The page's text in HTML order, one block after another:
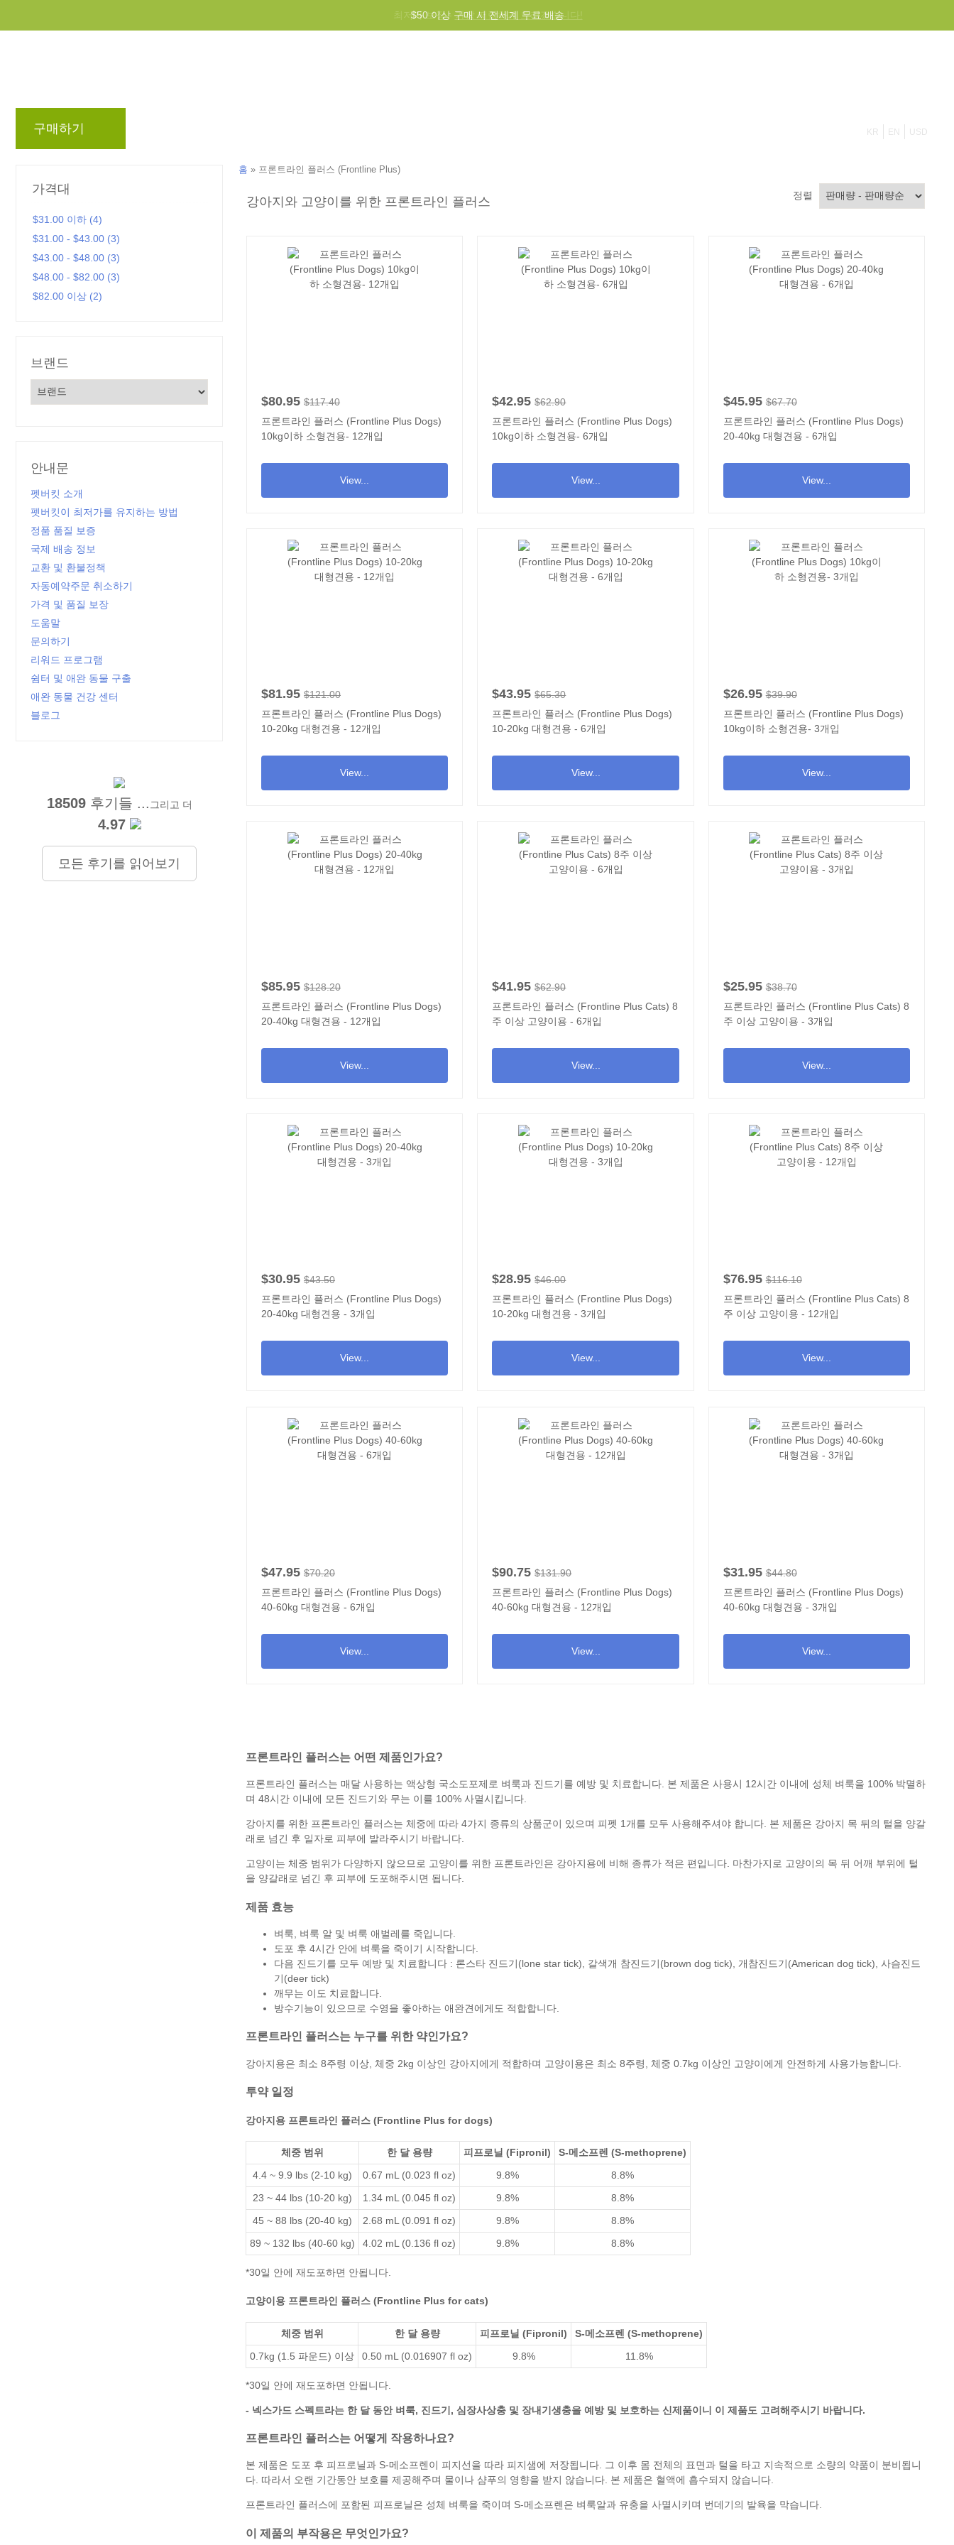
$50 이상 구매 시 전세계 무료 배송
구매하기 KR EN USD
가격대
$31.00 이하 (4)
$31.00 - $43.00 (3)
$43.00 - $48.00 (3)
$48.00 - $82.00 (3)
$82.00 이상 (2)
브랜드
안내문
펫버킷 소개
펫버킷이 최저가를 유지하는 방법
정품 품질 보증
국제 배송 정보
교환 및 환불정책
자동예약주문 취소하기
가격 및 품질 보장
도움말
문의하기
리워드 프로그램
쉼터 및 애완 동물 구출
애완 동물 건강 센터
블로그
18509후기들 ... 그리고 더
4.97
모든 후기를 읽어보기
홈 » 프론트라인 플러스 (Frontline Plus)
프론트라인 플러스는 어떤 제품인가요?
프론트라인 플러스는 매달 사용하는 액상형 국소도포제로 벼룩과 진드기를 예방 및 치료합니다. 본 제품은 사용시 12시간 이내에 성체 벼룩을 100% 박멸하
며 48시간 이내에 모든 진드기와 무는 이를 100% 사멸시킵니다.
강아지를 위한 프론트라인 플러스는 체중에 따라 4가지 종류의 상품군이 있으며 피펫 1개를 모두 사용해주셔야 합니다. 본 제품은 강아지 목 뒤의 털을 양갈
래로 넘긴 후 일자로 피부에 발라주시기 바랍니다.
고양이는 체중 범위가 다양하지 않으므로 고양이를 위한 프론트라인은 강아지용에 비해 종류가 적은 편입니다. 마찬가지로 고양이의 목 뒤 어깨 부위에 털
을 양갈래로 넘긴 후 피부에 도포해주시면 됩니다.
제품 효능
벼룩, 벼룩 알 및 벼룩 애벌레를 죽입니다.
도포 후 4시간 안에 벼룩을 죽이기 시작합니다.
다음 진드기를 모두 예방 및 치료합니다 : 론스타 진드기(lone star tick), 갈색개 참진드기(brown dog tick), 개참진드기(American dog tick), 사슴진드
기(deer tick)
깨무는 이도 치료합니다.
방수기능이 있으므로 수영을 좋아하는 애완견에게도 적합합니다.
프론트라인 플러스는 누구를 위한 약인가요?
강아지용은 최소 8주령 이상, 체중 2kg 이상인 강아지에게 적합하며 고양이용은 최소 8주령, 체중 0.7kg 이상인 고양이에게 안전하게 사용가능합니다.
투약 일정
강아지용 프론트라인 플러스 (Frontline Plus for dogs)
체중 범위 한 달 용량 피프로닐 (Fipronil)
S-메소프렌 (S-methoprene)
4.4 ~ 9.9 lbs (2-10 kg)
0.67 mL (0.023 fl oz) 9.8%
8.8%
23 ~ 44 lbs (10-20 kg)
1.34 mL (0.045 fl oz) 9.8%
8.8%
45 ~ 88 lbs (20-40 kg)
2.68 mL (0.091 fl oz) 9.8%
8.8%
89 ~ 132 lbs (40-60 kg)
4.02 mL (0.136 fl oz) 9.8% 8.8%
*30일 안에 재도포하면 안됩니다.
고양이용 프론트라인 플러스 (Frontline Plus for cats)
체중 범위 한 달 용량 피프로닐 (Fipronil)
S-메소프렌 (S-methoprene)
0.7kg (1.5 파운드) 이상
0.50 mL (0.016907 fl oz) 9.8% 11.8%
*30일 안에 재도포하면 안됩니다.
- 넥스가드 스펙트라는 한 달 동안 벼룩, 진드기 , 심장사상충 및 장내기생충을 예방 및 보호하는 신제품이니 이 제품도 고려해주시기 바랍니다.
프론트라인 플러스는 어떻게 작용하나요?
본 제품은 도포 후 피프로닐과 S-메소프렌이 피지선을 따라 피지샘에 저장됩니다. 그 이후 몸 전체의 표면과 털을 타고 지속적으로 소량의 약품이 분비됩니
다. 따라서 오랜 기간동안 보호를 제공해주며 물이나 샴푸의 영향을 받지 않습니다. 본 제품은 혈액에 흡수되지 않습니다.
프론트라인 플러스에 포함된 피프로닐은 성체 벼룩을 죽이며 S-메소프렌은 벼룩알과 유충을 사멸시키며 번데기의 발육을 막습니다.
이 제품의 부작용은 무엇인가요?
강아지와 고양이를 위한 프론트라인 플러스 정렬
$80.95 $117.40
프론트라인 플러스 (Frontline Plus Dogs)
10kg이하 소형견용- 12개입
View...
$42.95 $62.90
프론트라인 플러스 (Frontline Plus Dogs)
10kg이하 소형견용- 6개입
View...
$45.95 $67.70
프론트라인 플러스 (Frontline Plus Dogs)
20-40kg 대형견용 - 6개입
View...
$81.95 $121.00
프론트라인 플러스 (Frontline Plus Dogs)
10-20kg 대형견용 - 12개입
View...
$43.95 $65.30
프론트라인 플러스 (Frontline Plus Dogs)
10-20kg 대형견용 - 6개입
View...
$26.95 $39.90
프론트라인 플러스 (Frontline Plus Dogs)
10kg이하 소형견용- 3개입
View...
$85.95 $128.20
프론트라인 플러스 (Frontline Plus Dogs)
20-40kg 대형견용 - 12개입
View...
$41.95 $62.90
프론트라인 플러스 (Frontline Plus Cats) 8
주 이상 고양이용 - 6개입
View...
$25.95 $38.70
프론트라인 플러스 (Frontline Plus Cats) 8
주 이상 고양이용 - 3개입
View...
$30.95 $43.50
프론트라인 플러스 (Frontline Plus Dogs)
20-40kg 대형견용 - 3개입
View...
$28.95 $46.00
프론트라인 플러스 (Frontline Plus Dogs)
10-20kg 대형견용 - 3개입
View...
$76.95 $116.10
프론트라인 플러스 (Frontline Plus Cats) 8
주 이상 고양이용 - 12개입
View...
$47.95 $70.20
프론트라인 플러스 (Frontline Plus Dogs)
40-60kg 대형견용 - 6개입
View...
$90.75 $131.90
프론트라인 플러스 (Frontline Plus Dogs)
40-60kg 대형견용 - 12개입
View...
$31.95 $44.80
프론트라인 플러스 (Frontline Plus Dogs)
40-60kg 대형견용 - 3개입
View...